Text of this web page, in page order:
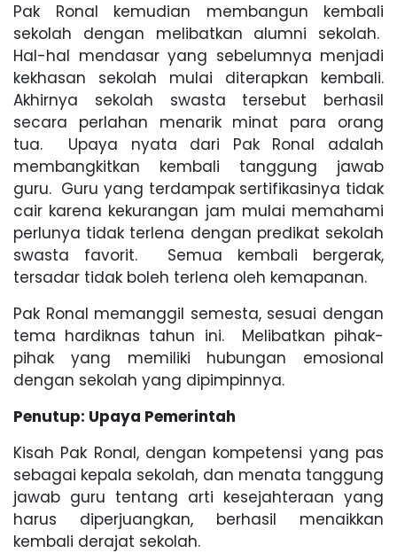
Pak Ronal kemudian membangun kembali
sekolah dengan melibatkan alumni sekolah.
Hal-hal mendasar yang sebelumnya menjadi
kekhasan sekolah mulai diterapkan kembali.
Akhirnya sekolah swasta tersebut berhasil
secara perlahan menarik minat para orang
tua. Upaya nyata dari Pak Ronal adalah
membangkitkan kembali tanggung jawab
guru. Guru yang terdampak sertifikasinya tidak
cair karena kekurangan jam mulai memahami
perlunya tidak terlena dengan predikat sekolah
swasta favorit. Semua kembali bergerak,
tersadar tidak boleh terlena oleh kemapanan.
Pak Ronal memanggil semesta, sesuai dengan
tema hardiknas tahun ini. Melibatkan pihak-
pihak yang memiliki hubungan emosional
dengan sekolah yang dipimpinnya.
Penutup: Upaya Pemerintah
Kisah Pak Ronal, dengan kompetensi yang pas
sebagai kepala sekolah, dan menata tanggung
jawab guru tentang arti kesejahteraan yang
harus diperjuangkan, berhasil menaikkan
kembali derajat sekolah.